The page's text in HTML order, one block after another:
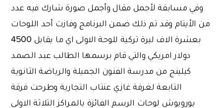
وفي مسابقة لأجمل مقال وأجمل صورة شارك فيه عدد
من الأيتام وقد تم ذلك ضمن البرنامج وفازت أحد اللوحات
بعشرة الاف ليرة تركية للوحة الاولى اي ما يقابل 4500
دولار امريكي والتي قام برسمها الطالب عبد الصمد
كيلينج من مدرسة الفنون الجميلة والرياضة الثانوية
التابعة لغرفة غازي عنتاب التجارية وطرحت فرقة
يورويوش لوحات الرسم الفائزة بالمراكز الثلاثة الاولى